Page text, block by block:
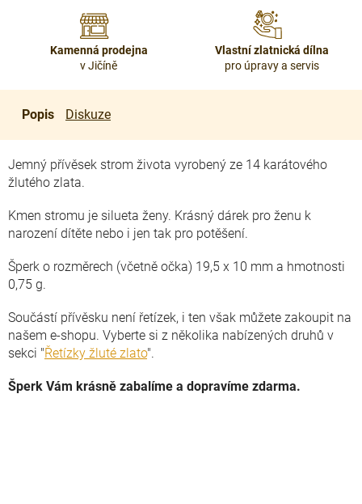
Kamenná prodejna
v Jičíně
Vlastní zlatnická dílna
pro úpravy a servis
Popis Diskuze
Jemný přívěsek strom života vyrobený ze 14 karátového
žlutého zlata.
Kmen stromu je silueta ženy. Krásný dárek pro ženu k
narození dítěte nebo i jen tak pro potěšení.
Šperk o rozměrech (včetně očka) 19,5 x 10 mm a hmotnosti
0,75 g.
Součástí přívěsku není řetízek, i ten však můžete zakoupit na
našem e-shopu. Vyberte si z několika nabízených druhů v
sekci "Řetízky žluté zlato".
Šperk Vám krásně zabalíme a dopravíme zdarma.